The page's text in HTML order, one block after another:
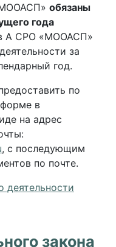
обязаны
года
А СРО «МООАСП»
за
год.
по
в
на адрес
, с последующим
по почте.
деятельности
закона